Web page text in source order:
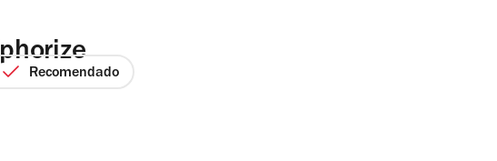
Recomendado